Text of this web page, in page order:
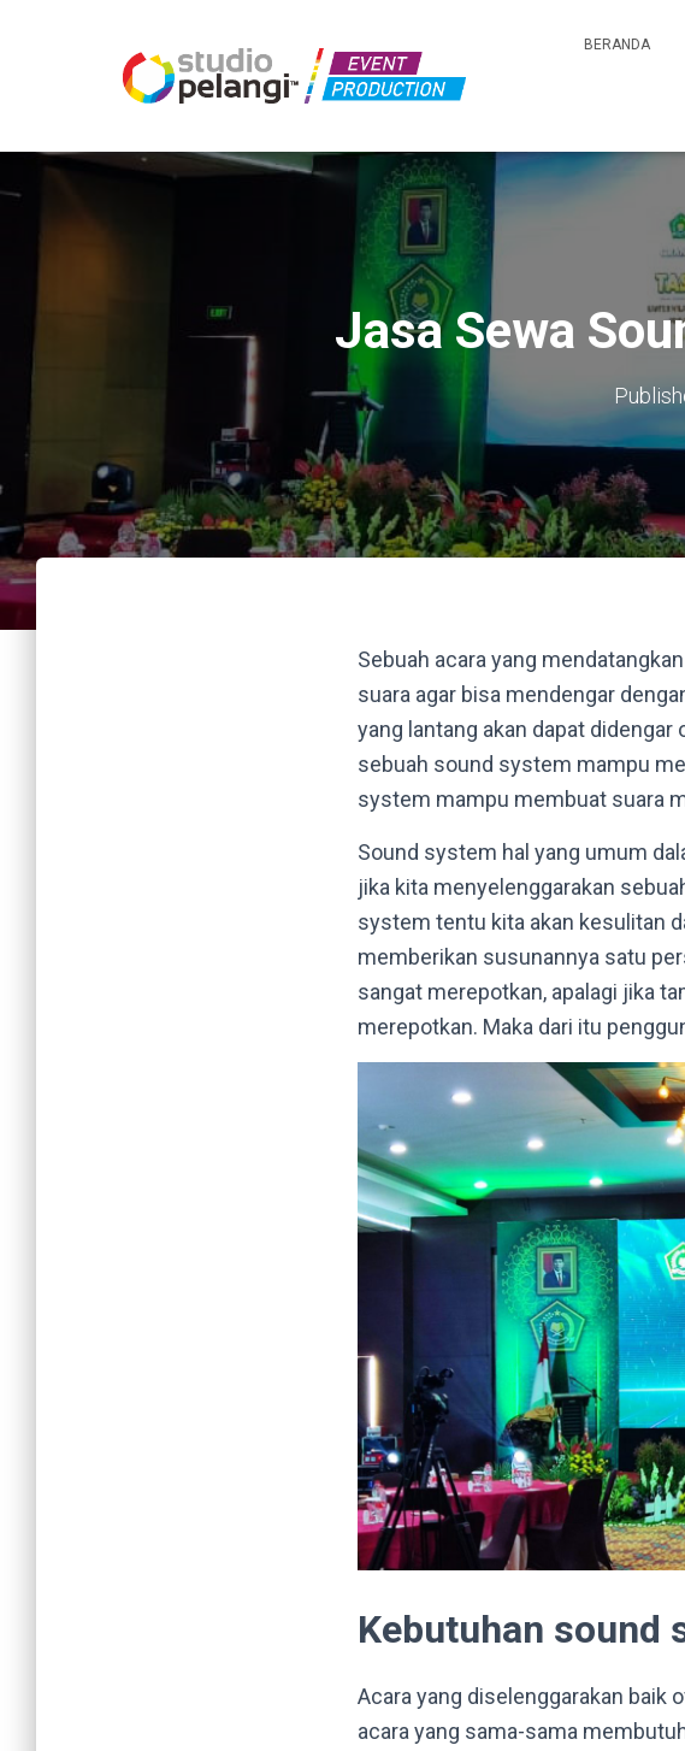
BERANDA
Jasa Sewa
Sebuah acara yang
suara agar bisa mendengar
yang lantang akan dapat didengar
sebuah sound system mampu
system mampu membuat suara
Sound system hal yang umum
jika kita menyelenggarakan
system tentu kita akan kesulitan
memberikan susunannya satu
sangat merepotkan, apalagi jika
merepotkan. Maka dari itu
Kebutuhan sound
Acara yang diselenggarakan baik
acara yang sama-sama